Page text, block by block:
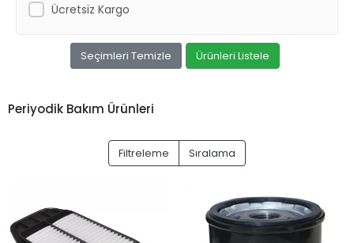
Ücretsiz Kargo
Seçimleri Temizle Ürünleri Listele
Periyodik Bakım Ürünleri
Filtreleme Sıralama